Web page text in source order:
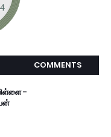
COMMENTS
-